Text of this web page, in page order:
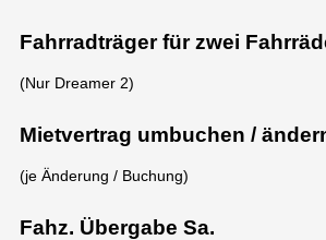
Fahrradträger für zwei
(Nur Dreamer 2)
Mietvertrag umbuchen /
(je Änderung / Buchung)
Fahz. Übergabe Sa.